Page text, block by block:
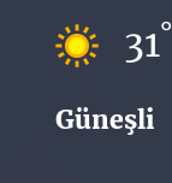
31°
Güneşli